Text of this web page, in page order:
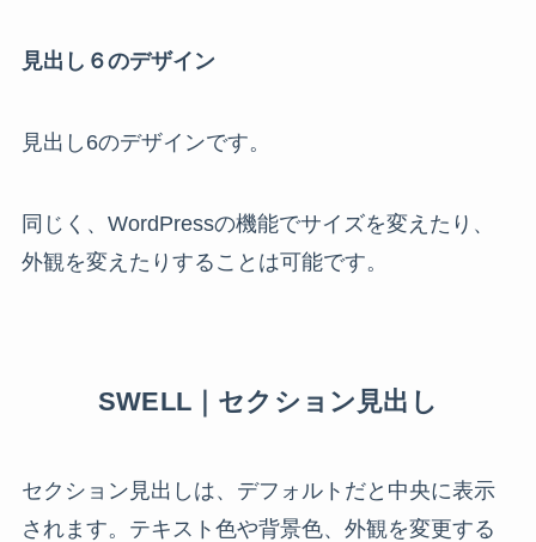
見出し６のデザイン
見出し6のデザインです。
同じく、WordPressの機能でサイズを変えたり、
外観を変えたりすることは可能です。
SWELL｜セクション見出し
セクション見出しは、デフォルトだと中央に表示
されます。テキスト色や背景色、外観を変更する